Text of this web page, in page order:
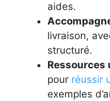
aides.
livraison,
structuré.
Ressources
pour réussir
exemples